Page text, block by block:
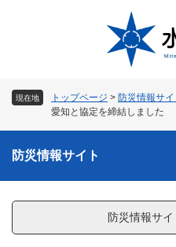
現在地 トップページ > 防災情報サイ
愛知と協定を締結しました
防災情報サイト
防災情報サ